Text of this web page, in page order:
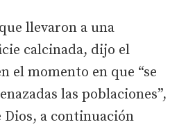
llevaron a una
calcinada, dijo el
el momento en que “se
las poblaciones”,
a continuación